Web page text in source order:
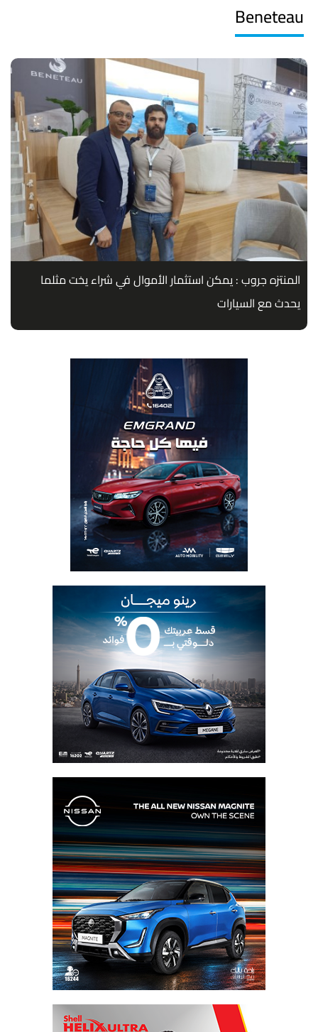
Beneteau
المنتزه جروب : يمكن استثمار الأموال في شراء يخت مثلما
يحدث مع السيارات